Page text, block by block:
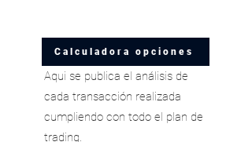
Calculadora opciones
Aqui se publica el análisis de
cada transacción realizada
cumpliendo con todo el plan de
trading.